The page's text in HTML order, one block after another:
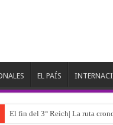
EL PAÍS
El fin del 3° Reich| La ruta